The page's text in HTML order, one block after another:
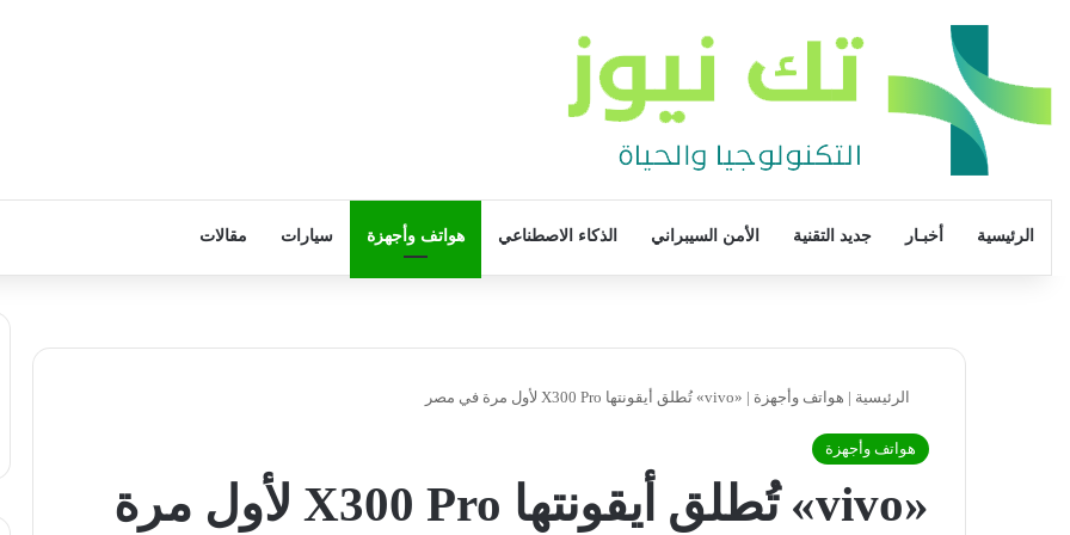
الرئيسية أخبـار جديد التقنية الأمن السيبراني الذكاء الاصطناعي هواتف وأجهزة سيارات مقالات
الرئيسية | هواتف وأجهزة | «vivo» تُطلق أيقونتها X300 Pro لأول مرة في مصر
هواتف وأجهزة
«vivo» تُطلق أيقونتها X300 Pro لأول مرة